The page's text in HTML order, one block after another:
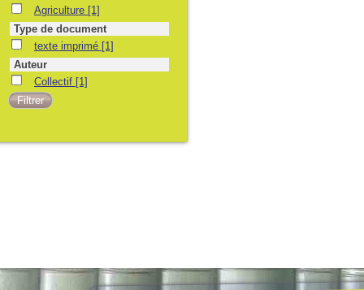
Agriculture [1]
Type de document
texte imprimé [1]
Auteur
Collectif [1]